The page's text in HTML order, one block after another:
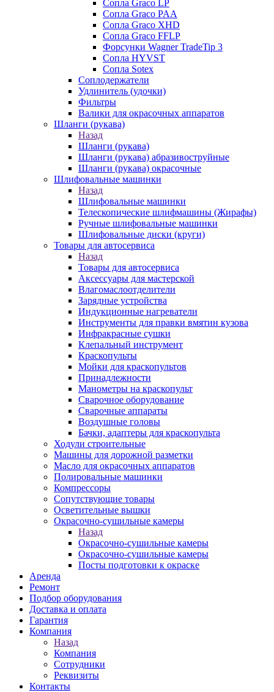
Сопла Graco LP
Сопла Graco PAA
Сопла Graco XHD
Сопла Graco FFLP
Форсунки Wagner TradeTip 3
Сопла HYVST
Сопла Sotex
Соплодержатели
Удлинитель (удочки)
Фильтры
Валики для окрасочных аппаратов
Шланги (рукава)
Назад
Шланги (рукава)
Шланги (рукава) абразивоструйные
Шланги (рукава) окрасочные
Шлифовальные машинки
Назад
Шлифовальные машинки
Телескопические шлифмашины (Жирафы)
Ручные шлифовальные машинки
Шлифовальные диски (круги)
Товары для автосервиса
Назад
Товары для автосервиса
Аксессуары для мастерской
Влагомаслоотделители
Зарядные устройства
Индукционные нагреватели
Инструменты для правки вмятин кузова
Инфракрасные сушки
Клепальный инструмент
Краскопульты
Мойки для краскопультов
Принадлежности
Манометры на краскопульт
Сварочное оборудование
Сварочные аппараты
Воздушные головы
Бачки, адаптеры для краскопульта
Ходули строительные
Машины для дорожной разметки
Масло для окрасочных аппаратов
Полировальные машинки
Компрессоры
Сопутствующие товары
Осветительные вышки
Окрасочно-сушильные камеры
Назад
Окрасочно-сушильные камеры
Окрасочно-сушильные камеры
Посты подготовки к окраске
Аренда
Ремонт
Подбор оборудования
Доставка и оплата
Гарантия
Компания
Назад
Компания
Сотрудники
Реквизиты
Контакты